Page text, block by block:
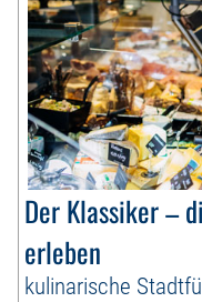
Der Klassiker –
erleben
kulinarische